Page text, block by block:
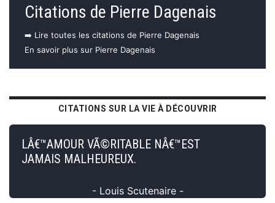
Citations de Pierre Dagenais
➡️ Lire toutes les citations de Pierre Dagenais
En savoir plus sur Pierre Dagenais
CITATIONS SUR LA VIE À DÉCOUVRIR
LÂ€™AMOUR VÃ©RITABLE NÂ€™EST
JAMAIS MALHEUREUX.
- Louis Scutenaire -